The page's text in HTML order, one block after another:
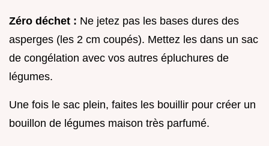
Zéro déchet : Ne jetez pas les bases dures des
asperges (les 2 cm coupés). Mettez les dans un sac
de congélation avec vos autres épluchures de
légumes.
Une fois le sac plein, faites les bouillir pour créer un
bouillon de légumes maison très parfumé.